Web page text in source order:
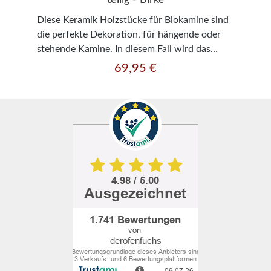
Diese Keramik Holzstücke für Biokamine sind
die perfekte Dekoration, für hängende oder
stehende Kamine. In diesem Fall wird das
Birkenholz imitiert und ähnelt sehr dem
Teile Maße: Länge: 10-11 cm x Breite: 3-5 cm
Gewicht: ca. 1 kg Die Abbildungen können
eventuell von der Realität abweichen.
Regulärer Preis:
69,95 €